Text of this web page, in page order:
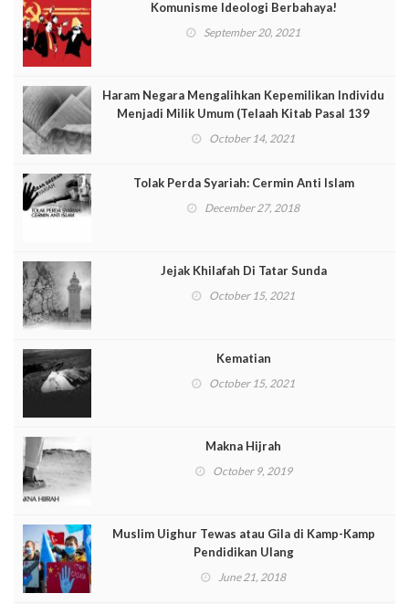
Komunisme Ideologi Berbahaya!
September 20, 2021
Haram Negara Mengalihkan Kepemilikan Individu
Menjadi Milik Umum (Telaah Kitab Pasal 139
Muqaddimah al-Dustur)
October 14, 2021
Tolak Perda Syariah: Cermin Anti Islam
December 27, 2018
Jejak Khilafah Di Tatar Sunda
October 15, 2021
Kematian
October 15, 2021
Makna Hijrah
October 9, 2019
Muslim Uighur Tewas atau Gila di Kamp-Kamp
Pendidikan Ulang
June 21, 2018